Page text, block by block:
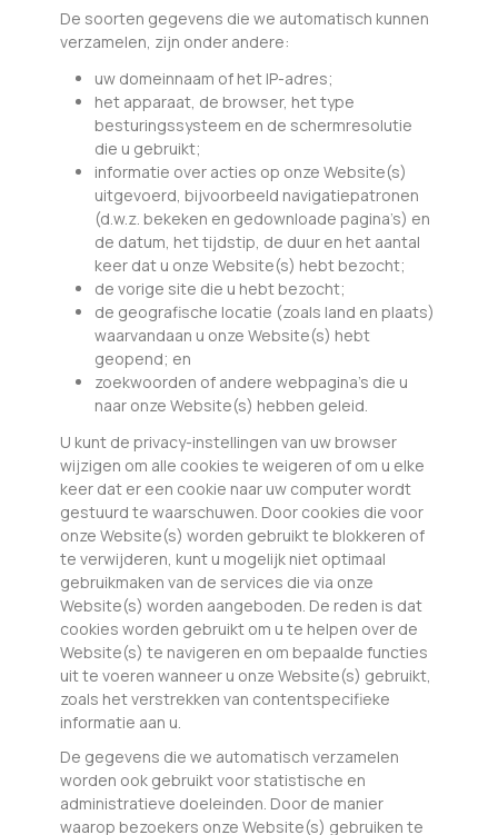
De soorten gegevens die we automatisch kunnen
verzamelen, zijn onder andere:
uw domeinnaam of het IP-adres;
het apparaat, de browser, het type
besturingssysteem en de schermresolutie
die u gebruikt;
informatie over acties op onze Website(s)
uitgevoerd, bijvoorbeeld navigatiepatronen
(d.w.z. bekeken en gedownloade pagina’s) en
de datum, het tijdstip, de duur en het aantal
keer dat u onze Website(s) hebt bezocht;
de vorige site die u hebt bezocht;
de geografische locatie (zoals land en plaats)
waarvandaan u onze Website(s) hebt
geopend; en
zoekwoorden of andere webpagina’s die u
naar onze Website(s) hebben geleid.
U kunt de privacy-instellingen van uw browser
wijzigen om alle cookies te weigeren of om u elke
keer dat er een cookie naar uw computer wordt
gestuurd te waarschuwen. Door cookies die voor
onze Website(s) worden gebruikt te blokkeren of
te verwijderen, kunt u mogelijk niet optimaal
gebruikmaken van de services die via onze
Website(s) worden aangeboden. De reden is dat
cookies worden gebruikt om u te helpen over de
Website(s) te navigeren en om bepaalde functies
uit te voeren wanneer u onze Website(s) gebruikt,
zoals het verstrekken van contentspecifieke
informatie aan u.
De gegevens die we automatisch verzamelen
worden ook gebruikt voor statistische en
administratieve doeleinden. Door de manier
waarop bezoekers onze Website(s) gebruiken te